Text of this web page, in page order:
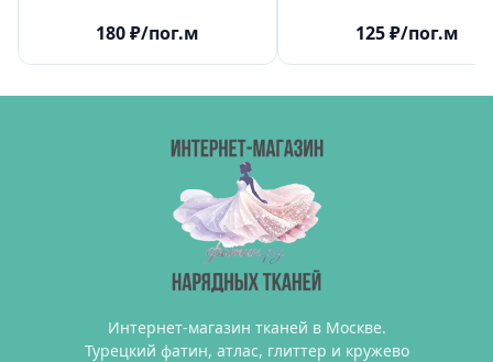
180₽/пог.м 125₽/пог.м
Интернет-магазин тканей в Москве.
Турецкий фатин, атлас, глиттер и кружево